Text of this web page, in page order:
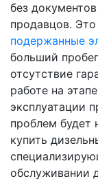
без
продавцов.
подержанные
больший
отсутствие
работе на
эксплуатации
проблем
купить
обслуживании